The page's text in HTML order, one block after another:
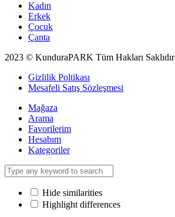
Kadın
Erkek
Çocuk
Çanta
2023 © KunduraPARK Tüm Hakları Saklıdır
Gizlilik Poltikası
Mesafeli Satış Sözleşmesi
Mağaza
Arama
Favorilerim
Hesabım
Kategoriler
Hide similarities
Highlight differences